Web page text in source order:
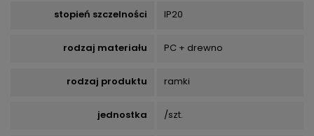
stopień szczelności IP20
rodzaj materiału PC + drewno
rodzaj produktu ramki
jednostka /szt.